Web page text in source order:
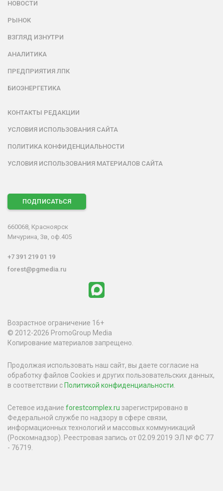
НОВОСТИ
РЫНОК
ВЗГЛЯД ИЗНУТРИ
АНАЛИТИКА
ПРЕДПРИЯТИЯ ЛПК
БИОЭНЕРГЕТИКА
КОНТАКТЫ РЕДАКЦИИ
УСЛОВИЯ ИСПОЛЬЗОВАНИЯ САЙТА
ПОЛИТИКА КОНФИДЕНЦИАЛЬНОСТИ
УСЛОВИЯ ИСПОЛЬЗОВАНИЯ МАТЕРИАЛОВ САЙТА
ПОДПИСАТЬСЯ
660068, Красноярск
Мичурина, 3в, оф.405
+7 391 219 01 19
forest@pgmedia.ru
Возрастное ограничение 16+
© 2012-2026 PromoGroup Media
Копирование материалов запрещено.
Продолжая использовать наш сайт, вы даете согласие на
обработку файлов Cookies и других пользовательских данных,
в соответствии с Политикой конфиденциальности.
Сетевое издание forestcomplex.ru зарегистрировано в
Федеральной службе по надзору в сфере связи,
информационных технологий и массовых коммуникаций
(Роскомнадзор). Реестровая запись от 02.09.2019 ЭЛ № ФС 77
- 76719.